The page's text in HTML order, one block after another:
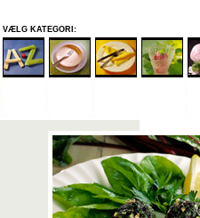
VÆLG KATEGORI: